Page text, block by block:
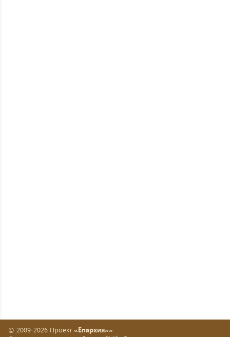
© 2009-2026 Проект «Епархия»»